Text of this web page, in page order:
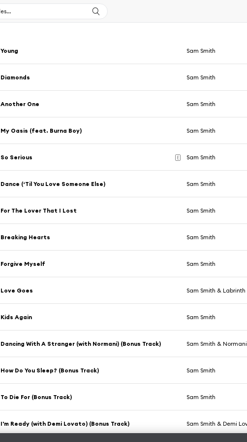
Young Sam Smith
Diamonds Sam Smith
Another One Sam Smith
My Oasis (feat. Burna Boy) Sam Smith
So Serious E Sam Smith
Dance (‘Til You Love Someone Else) Sam Smith
For The Lover That I Lost Sam Smith
Breaking Hearts Sam Smith
Forgive Myself Sam Smith
Love Goes Sam Smith & Labrinth
Kids Again Sam Smith
Dancing With A Stranger (with Normani) (Bonus Track) Sam Smith & Normani
How Do You Sleep? (Bonus Track) Sam Smith
To Die For (Bonus Track) Sam Smith
I'm Ready (with Demi Lovato) (Bonus Track) Sam Smith & Demi